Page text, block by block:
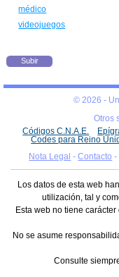
médico
videojuegos
Subir
© 2026 -
Otros
Códigos C.N.A.E.
Codes para Reino
Nota Legal -Contacto -
Los datos de esta web
utilización, tal y
Esta web no tiene
No se asume
Consulte